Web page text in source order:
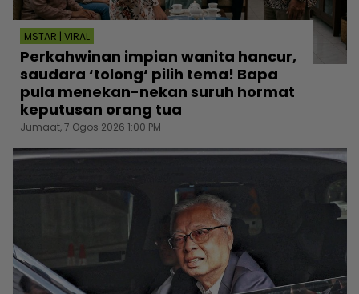
MSTAR | VIRAL
Perkahwinan impian wanita hancur,
saudara ‘tolong‘ pilih tema! Bapa
pula menekan-nekan suruh hormat
keputusan orang tua
Jumaat, 7 Ogos 2026 1:00 PM